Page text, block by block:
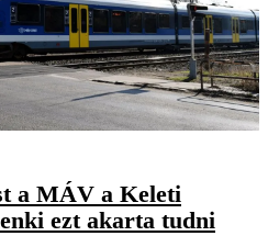
a MÁV a Keleti
ezt akarta tudni